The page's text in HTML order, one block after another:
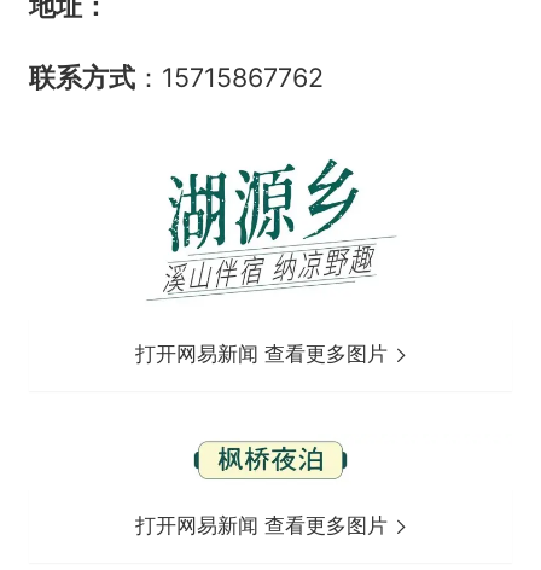
地址：
联系方式：15715867762
打开网易新闻 查看更多图片
打开网易新闻 查看更多图片